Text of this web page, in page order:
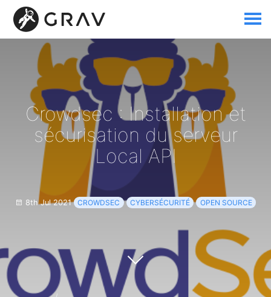
Crowdsec : Installation et
sécurisation du serveur
Local API
8th Jul 2021 CROWDSEC CYBERSÉCURITÉ OPEN SOURCE